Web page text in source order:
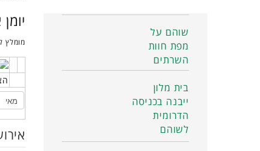
מומלץ
שוהם על
מפת חוות
השרתים
בית מלון
ייבנה בכניסה
הדרומית
לשוהם